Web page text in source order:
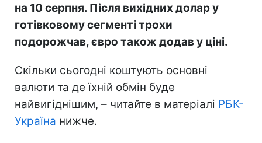
на 10 серпня. Після вихідних долар у
готівковому сегменті трохи
подорожчав, євро також додав у ціні.
Скільки сьогодні коштують основні
валюти та де їхній обмін буде
найвигіднішим, – читайте в матеріалі РБК-
Україна нижче.